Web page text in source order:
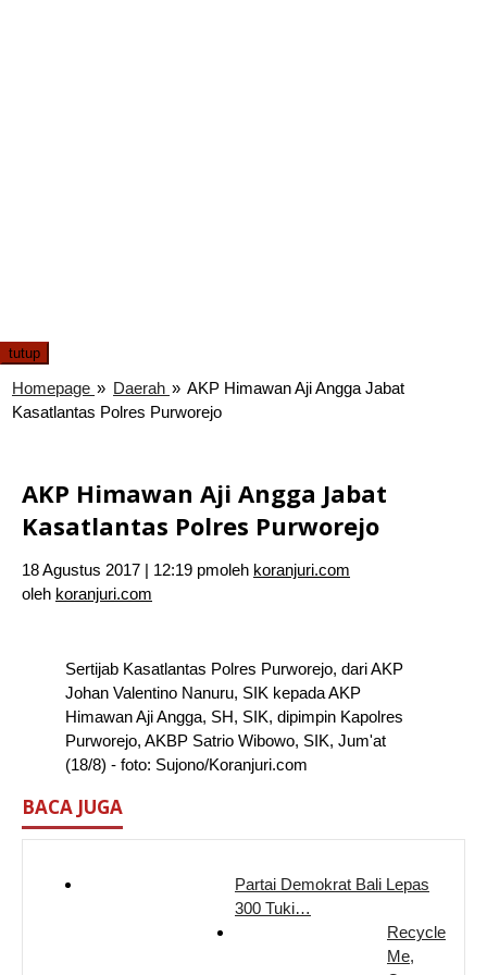
tutup
Homepage » Daerah » AKP Himawan Aji Angga Jabat
Kasatlantas Polres Purworejo
AKP Himawan Aji Angga Jabat
Kasatlantas Polres Purworejo
18 Agustus 2017 | 12:19 pmoleh koranjuri.com
oleh koranjuri.com
Sertijab Kasatlantas Polres Purworejo, dari AKP
Johan Valentino Nanuru, SIK kepada AKP
Himawan Aji Angga, SH, SIK, dipimpin Kapolres
Purworejo, AKBP Satrio Wibowo, SIK, Jum'at
(18/8) - foto: Sujono/Koranjuri.com
BACA JUGA
Partai Demokrat Bali Lepas
300 Tuki…
Recycle
Me,